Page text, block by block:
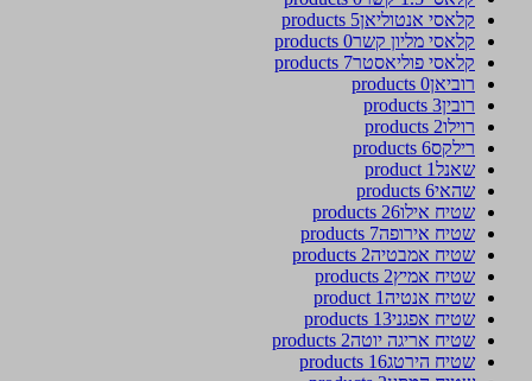
קלאסי אנטוליאן5 products
קלאסי מליון קשר0 products
קלאסי פוליאסטר7 products
רוביאן0 products
רובין3 products
רוילו2 products
רילקס6 products
שאנל1 product
שהאי6 products
שטיח אילו26 products
שטיח אירופה7 products
שטיח אמבטיה2 products
שטיח אמיץ2 products
שטיח אנטיה1 product
שטיח אפגני13 products
שטיח אריגה יוטה2 products
שטיח הירטג16 products